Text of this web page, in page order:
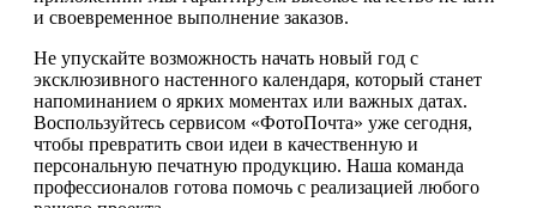
и своевременное выполнение заказов.
Не упускайте возможность начать новый год с
эксклюзивного настенного календаря, который станет
напоминанием о ярких моментах или важных датах.
Воспользуйтесь сервисом «ФотоПочта» уже сегодня,
чтобы превратить свои идеи в качественную и
персональную печатную продукцию. Наша команда
профессионалов готова помочь с реализацией любого